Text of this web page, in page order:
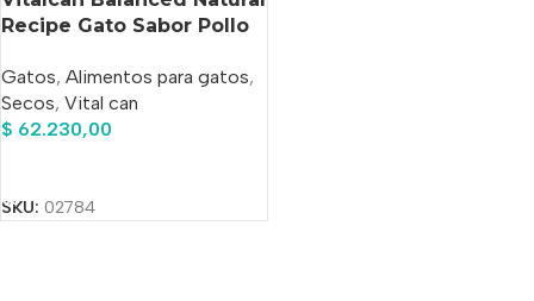
Recipe Gato Sabor Pollo
Gatos, Alimentos para gatos,
Secos, Vital can
$ 62.230,00
SKU: 02784